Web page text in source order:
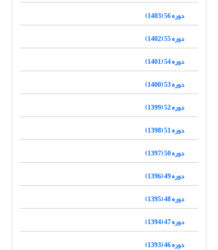
دوره 56 (1403)
دوره 55 (1402)
دوره 54 (1401)
دوره 53 (1400)
دوره 52 (1399)
دوره 51 (1398)
دوره 50 (1397)
دوره 49 (1396)
دوره 48 (1395)
دوره 47 (1394)
دوره 46 (1393)